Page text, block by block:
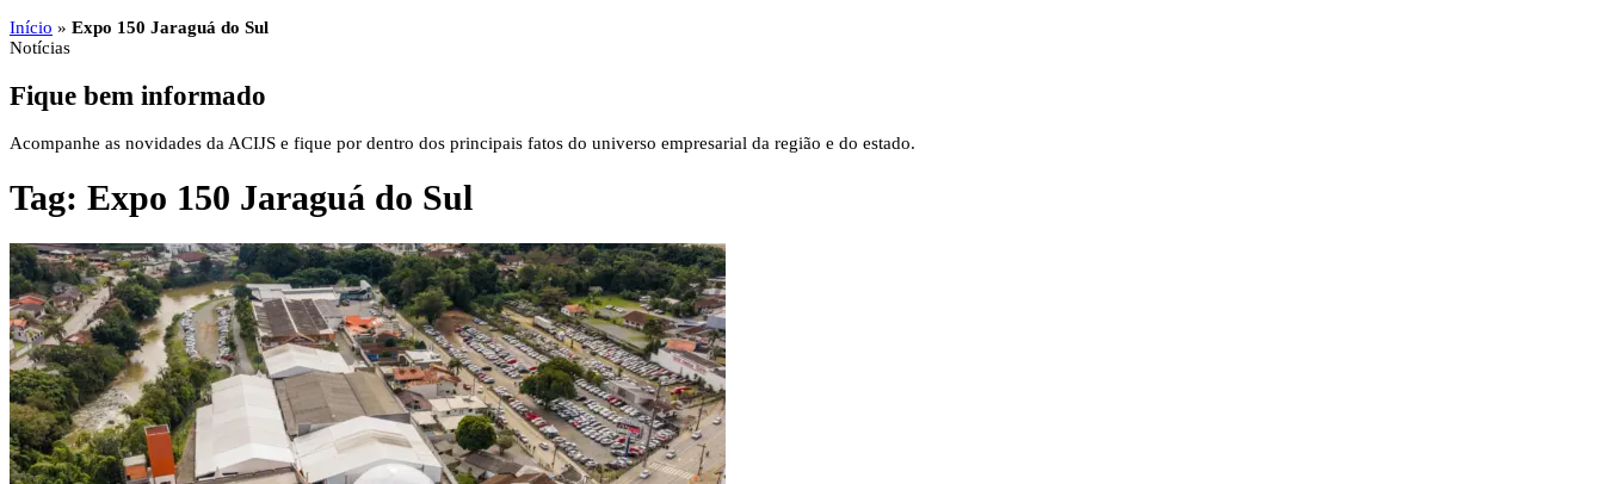
Início » Expo 150 Jaraguá do Sul
Notícias
Fique bem informado
Acompanhe as novidades da ACIJS e fique por dentro dos principais fatos do universo empresarial da região e do estado.
Tag: Expo 150 Jaraguá do Sul